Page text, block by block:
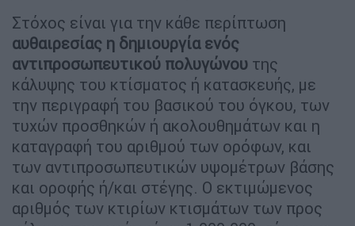
Στόχος είναι για την κάθε περίπτωση
αυθαιρεσίας η δημιουργία ενός
αντιπροσωπευτικού πολυγώνου της
κάλυψης του κτίσματος ή κατασκευής, με
την περιγραφή του βασικού του όγκου, των
τυχών προσθηκών ή ακολουθημάτων και η
καταγραφή του αριθμού των ορόφων, και
των αντιπροσωπευτικών υψομέτρων βάσης
και οροφής ή/και στέγης. Ο εκτιμώμενος
αριθμός των κτιρίων κτισμάτων των προς